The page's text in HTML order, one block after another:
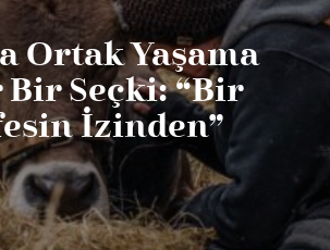
Ortak Yaşama
Bir Seçki: “Bir
İzinden”